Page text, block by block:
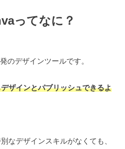
ってなに？
のデザインツールです。
ザインとパブリッシュできるよ
なデザインスキルがなくても、